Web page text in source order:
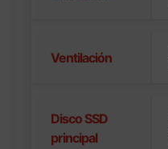
Ventilación
Disco SSD
principal